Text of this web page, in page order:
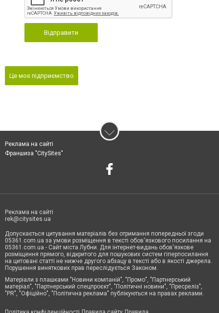
Відправити
Це моє підприємство
Реклама на сайті
Франшиза "CitySites"
Реклама на сайті
rek@citysites.ua
Допускається цитування матеріалів без отримання попередньої згоди
05361.com.ua за умови розміщення в тексті обов'язкового посилання на
05361.com.ua - Сайт міста Лубни. Для інтернет-видань обов'язкове
розміщення прямого, відкритого для пошукових систем гіперпосилання
на цитовані статті не нижче другого абзацу в тексті або в якості джерела.
Порушення виняткових прав переслідується Законом.
Матеріали з плашками "Новини компаній", "Промо", "Партнерський
матеріал", "Партнерський спецпроєкт", "Політичні новини", "Пресреліз",
"PR", "Офіційно", "Політична реклама" публікуються на правах реклами.